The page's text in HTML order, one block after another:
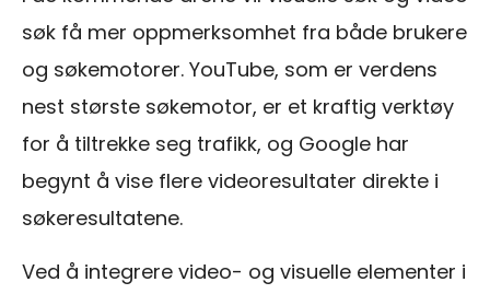
søk få mer oppmerksomhet fra både brukere
og søkemotorer. YouTube, som er verdens
nest største søkemotor, er et kraftig verktøy
for å tiltrekke seg trafikk, og Google har
begynt å vise flere videoresultater direkte i
søkeresultatene.
Ved å integrere video- og visuelle elementer i